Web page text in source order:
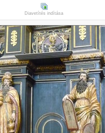
Diavetítés indítása